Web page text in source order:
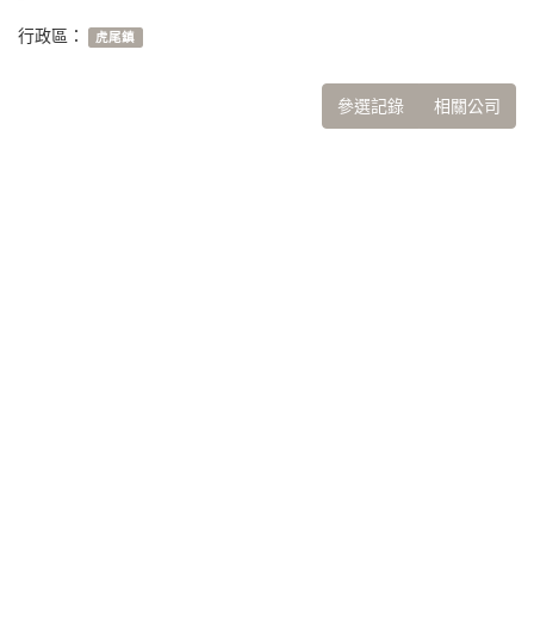
行政區： 虎尾鎮
參選記錄 相關公司